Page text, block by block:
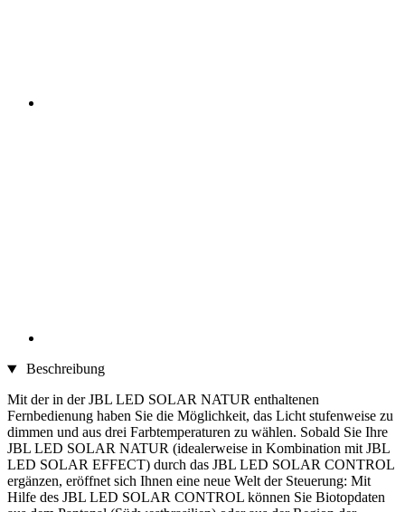
Beschreibung
Mit der in der JBL LED SOLAR NATUR enthaltenen
Fernbedienung haben Sie die Möglichkeit, das Licht stufenweise zu
dimmen und aus drei Farbtemperaturen zu wählen. Sobald Sie Ihre
JBL LED SOLAR NATUR (idealerweise in Kombination mit JBL
LED SOLAR EFFECT) durch das JBL LED SOLAR CONTROL
ergänzen, eröffnet sich Ihnen eine neue Welt der Steuerung: Mit
Hilfe des JBL LED SOLAR CONTROL können Sie Biotopdaten